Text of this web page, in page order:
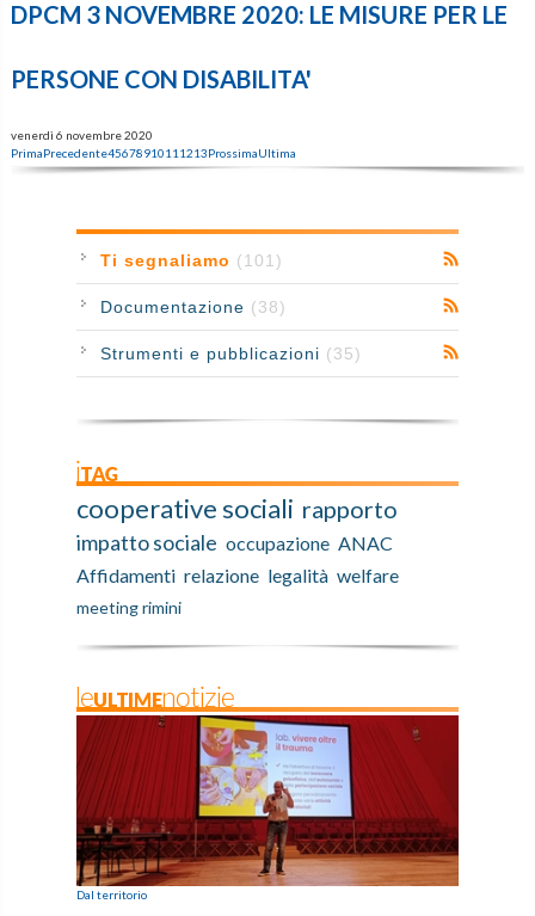
DPCM 3 NOVEMBRE 2020: LE MISURE PER LE
PERSONE CON DISABILITA'
venerdì 6 novembre 2020
PrimaPrecedente4567891011 1213ProssimaUltima
Ti segnaliamo (101)
Documentazione (38)
Strumenti e pubblicazioni (35)
iTAG
cooperative sociali rapporto
impatto sociale occupazione ANAC
Affidamenti relazione legalità welfare
meeting rimini
leULTIMEnotizie
Dal territorio